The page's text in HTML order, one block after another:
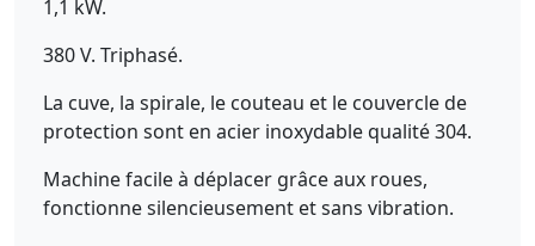
1,1 kW.
380 V. Triphasé.
La cuve, la spirale, le couteau et le couvercle de
protection sont en acier inoxydable qualité 304.
Machine facile à déplacer grâce aux roues,
fonctionne silencieusement et sans vibration.